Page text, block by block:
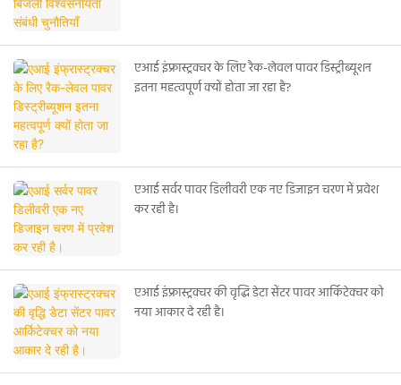
एआई इंफ्रास्ट्रक्चर के लिए रैक-लेवल पावर डिस्ट्रीब्यूशन
इतना महत्वपूर्ण क्यों होता जा रहा है?
एआई सर्वर पावर डिलीवरी एक नए डिजाइन चरण में प्रवेश
कर रही है।
एआई इंफ्रास्ट्रक्चर की वृद्धि डेटा सेंटर पावर आर्किटेक्चर को
नया आकार दे रही है।